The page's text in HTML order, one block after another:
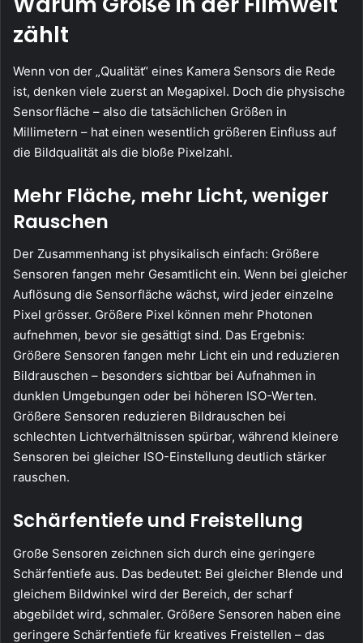
zählt
Wenn von der „Qualität“ eines Kamera Sensors die Rede
ist, denken viele zuerst an Megapixel. Doch die physische
Sensorfläche – also die tatsächlichen Größen in
Millimetern – hat einen wesentlich größeren Einfluss auf
die Bildqualität als die bloße Pixelzahl.
Mehr Fläche, mehr Licht, weniger
Rauschen
Der Zusammenhang ist physikalisch einfach: Größere
Sensoren fangen mehr Gesamtlicht ein. Wenn bei gleicher
Auflösung die Sensorfläche wächst, wird jeder einzelne
Pixel grösser. Größere Pixel können mehr Photonen
aufnehmen, bevor sie gesättigt sind. Das Ergebnis:
Größere Sensoren fangen mehr Licht ein und reduzieren
Bildrauschen – besonders sichtbar bei Aufnahmen in
dunklen Umgebungen oder bei höheren ISO-Werten.
Größere Sensoren reduzieren Bildrauschen bei
schlechten Lichtverhältnissen spürbar, während kleinere
Sensoren bei gleicher ISO-Einstellung deutlich stärker
rauschen.
Schärfentiefe und Freistellung
Große Sensoren zeichnen sich durch eine geringere
Schärfentiefe aus. Das bedeutet: Bei gleicher Blende und
gleichem Bildwinkel wird der Bereich, der scharf
abgebildet wird, schmaler. Größere Sensoren haben eine
geringere Schärfentiefe für kreatives Freistellen – das